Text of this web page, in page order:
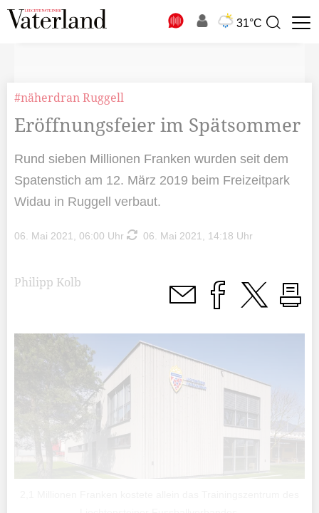
31°C
Suchbegriff
#näherdran Ruggell
Eröffnungsfeier im Spätsommer
Rund sieben Millionen Franken wurden seit dem
Spatenstich am 12. März 2019 beim Freizeitpark
Widau in Ruggell verbaut.
06. Mai 2021, 06:00 Uhr 06. Mai 2021, 14:18 Uhr
Philipp Kolb